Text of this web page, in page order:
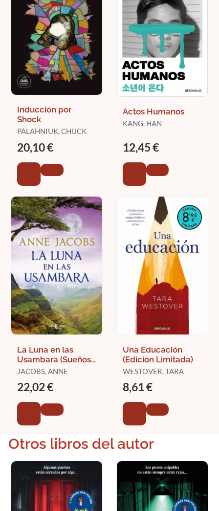
Inducción por
Shock
PALAHNIUK, CHUCK
20,10 €
Actos Humanos
KANG, HAN
12,45 €
La Luna en las
Usambara (Sueños
de África 2)
JACOBS, ANNE
22,02 €
Una Educación
(Edición Limitada)
WESTOVER, TARA
8,61 €
Otros libros del autor